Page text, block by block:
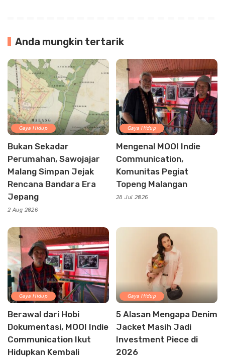
Anda mungkin tertarik
Gaya Hidup
Bukan Sekadar
Perumahan, Sawojajar
Malang Simpan Jejak
Rencana Bandara Era
Jepang
2 Aug 2026
Gaya Hidup
Mengenal MOOI Indie
Communication,
Komunitas Pegiat
Topeng Malangan
28 Jul 2026
Gaya Hidup
Berawal dari Hobi
Dokumentasi, MOOI Indie
Communication Ikut
Hidupkan Kembali
Gaya Hidup
5 Alasan Mengapa Denim
Jacket Masih Jadi
Investment Piece di
2026